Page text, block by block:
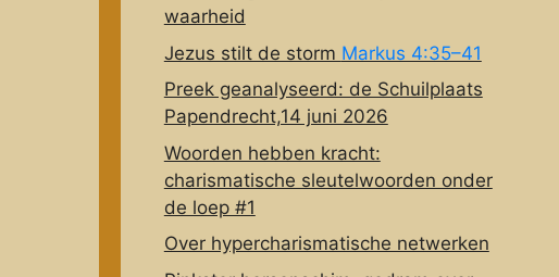
waarheid
Jezus stilt de storm Markus 4:35–41
Preek geanalyseerd: de Schuilplaats
Papendrecht,14 juni 2026
Woorden hebben kracht:
charismatische sleutelwoorden onder
de loep #1
Over hypercharismatische netwerken